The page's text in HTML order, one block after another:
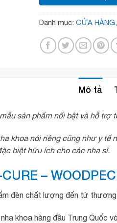
Danh mục: CỬA HÀNG
Mô tả
sản phẩm nổi bật và hỗ trợ
khoa nói riêng cũng như y
biệt hữu ích cho các nha sĩ.
–
đèn chất lượng đến từ
khoa hàng đầu Trung Quốc